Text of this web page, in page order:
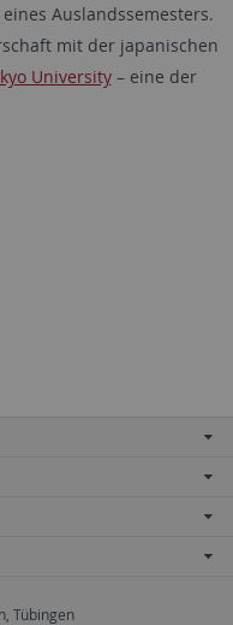
Auslandssemesters.
mit der japanischen
University– eine der
Tübingen